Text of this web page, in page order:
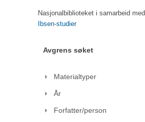
Nasjonalbiblioteket i samarbeid med
Ibsen-studier
Avgrens søket
Materialtyper
År
Forfatter/person